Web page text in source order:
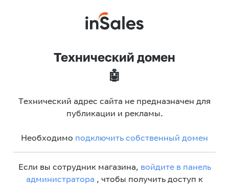
Технический домен
🤖
Технический адрес сайта не предназначен для
публикации и рекламы.
Необходимо подключить собственный домен
Если вы сотрудник магазина, войдите в панель
администратора , чтобы получить доступ к